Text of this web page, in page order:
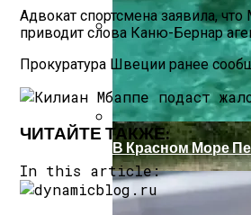
Как Купить
В Красном Море
Адвокат спортсмена заявила,
приводит слова Каню-Бернар
Прокуратура Швеции ранее
ЧИТАЙТЕ ТАКЖЕ:
In this article: